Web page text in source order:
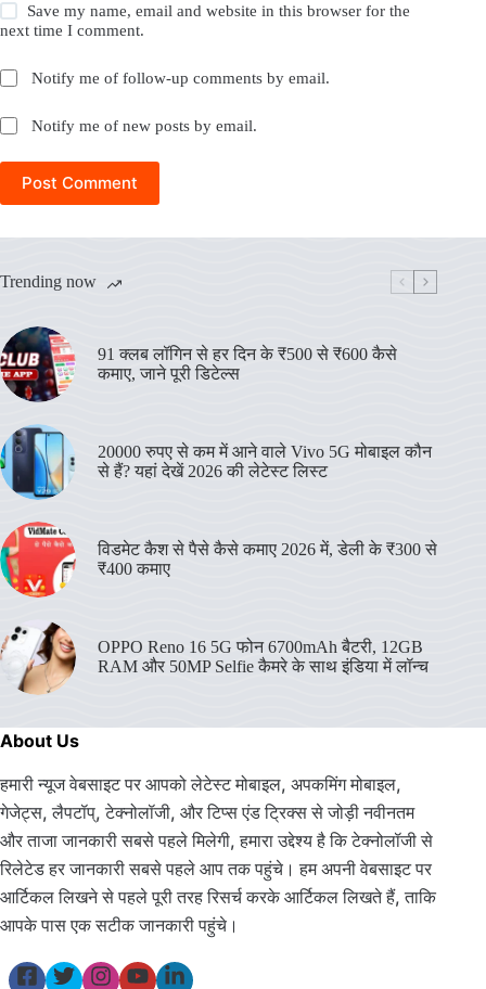
Save my name, email and website in this browser for the
next time I comment.
Notify me of follow-up comments by email.
Notify me of new posts by email.
Post Comment
Trending now
91 क्लब लॉगिन से हर दिन के ₹500 से ₹600 कैसे
कमाए, जाने पूरी डिटेल्स
20000 रुपए से कम में आने वाले Vivo 5G मोबाइल कौन
से हैं? यहां देखें 2026 की लेटेस्ट लिस्ट
विडमेट कैश से पैसे कैसे कमाए 2026 में, डेली के ₹300 से
₹400 कमाए
OPPO Reno 16 5G फोन 6700mAh बैटरी, 12GB
RAM और 50MP Selfie कैमरे के साथ इंडिया में लॉन्च
About Us
हमारी न्यूज वेबसाइट पर आपको लेटेस्ट मोबाइल, अपकमिंग मोबाइल,
गेजेट्स, लैपटॉप्, टेक्नोलॉजी, और टिप्स एंड ट्रिक्स से जोड़ी नवीनतम
और ताजा जानकारी सबसे पहले मिलेगी, हमारा उद्देश्य है कि टेक्नोलॉजी से
रिलेटेड हर जानकारी सबसे पहले आप तक पहुंचे। हम अपनी वेबसाइट पर
आर्टिकल लिखने से पहले पूरी तरह रिसर्च करके आर्टिकल लिखते हैं, ताकि
आपके पास एक सटीक जानकारी पहुंचे।